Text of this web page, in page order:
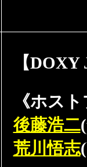
【DOXY
《ホス
後藤浩二
荒川悟志